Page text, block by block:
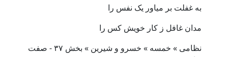
به غفلت بر میاور یک نفس را
مدان غافل ز کار خویش کس را
نظامی » خمسه » خسرو و شیرین » بخش ۳۷ - صفت